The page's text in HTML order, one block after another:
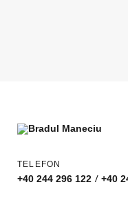
TELEFON
+40 244 296 122 / +40